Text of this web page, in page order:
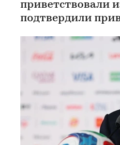
приветствовали
подтвердили